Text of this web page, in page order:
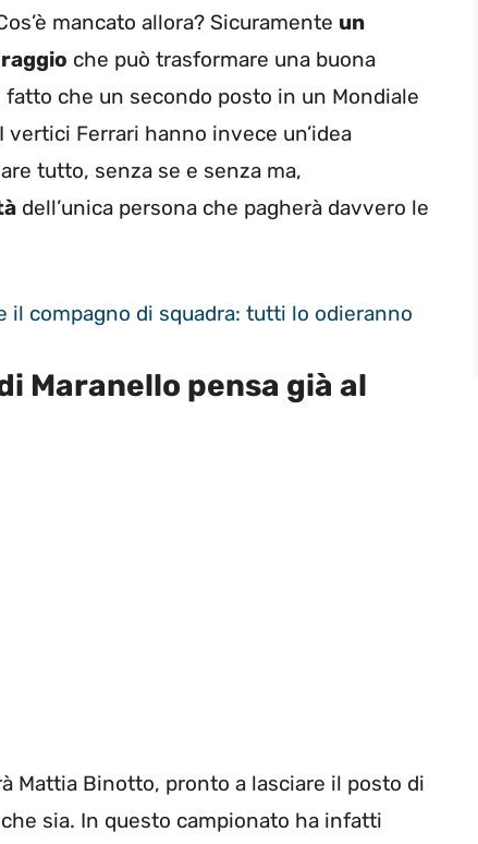
mancato allora? Sicuramente un
che può trasformare una buona
che un secondo posto in un Mondiale
I vertici Ferrari hanno invece un’idea
tutto, senza se e senza ma,
dell’unica persona che pagherà davvero le
il compagno di squadra: tutti lo odieranno
Maranello pensa già al
Mattia Binotto, pronto a lasciare il posto di
che sia. In questo campionato ha infatti